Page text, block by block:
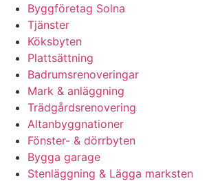
Byggföretag Solna
Tjänster
Köksbyten
Plattsättning
Badrumsrenoveringar
Mark & anläggning
Trädgårdsrenovering
Altanbyggnationer
Fönster- & dörrbyten
Bygga garage
Stenläggning & Lägga marksten